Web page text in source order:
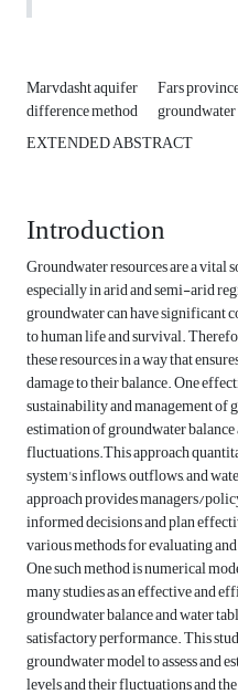
Marvdasht aquifer Fars
difference method
EXTENDED ABSTRACT
Introduction
Groundwater resources are a
especially in arid and semi-arid
groundwater can have significant
to human life and survival.
these resources in a way that
damage to their balance. One
sustainability and management of
estimation of groundwater
fluctuations.This approach
system's inflows, outflows, and
approach provides managers/
informed decisions and plan
various methods for evaluating
One such method is numerical
many studies as an effective and
groundwater balance and water
satisfactory performance. This
groundwater model to assess and
levels and their fluctuations and